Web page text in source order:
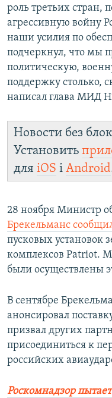
роль третьих
агрессивную войну
наши усилия по
подчеркнул, что мы
политическую,
поддержку столько,
написал глава МИД
Новости без
Установить
для iOS і Android
28 ноября Министр
Брекельманс
пусковых установок
комплексов Patriot.
были осуществлены
В сентябре
анонсировал
призвал других
присоединиться к
российских
Роскомнадзор